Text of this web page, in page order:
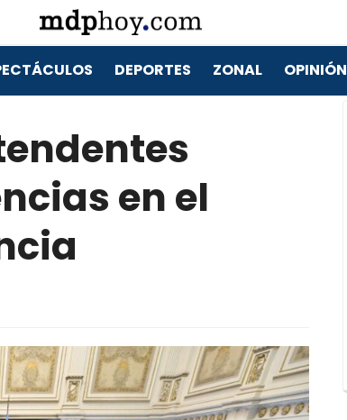
DEPORTES ZONAL OPINIÓN
en el